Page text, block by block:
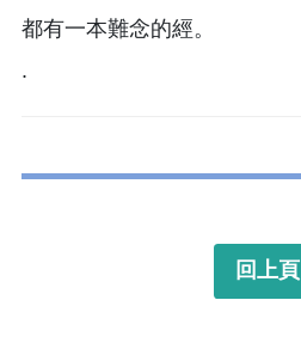
都有一本難念的經。
.
回上頁